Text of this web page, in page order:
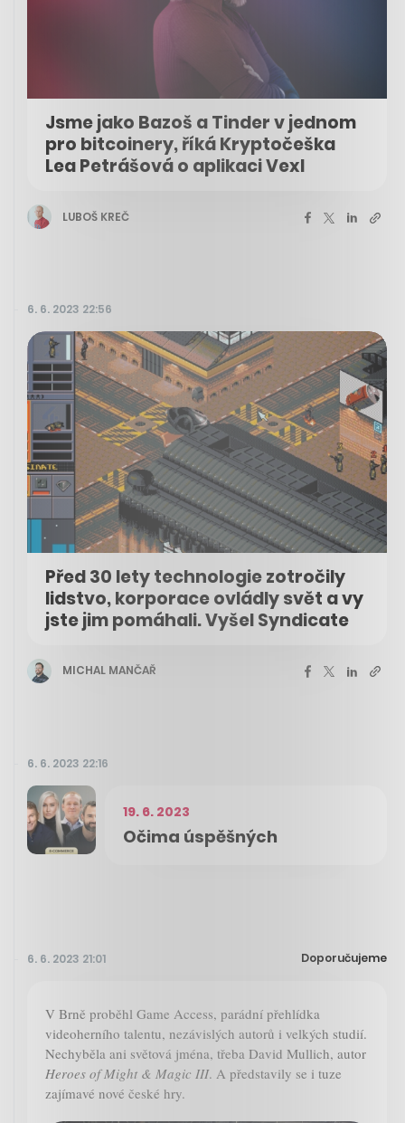
Jsme jako Bazoš a Tinder v jednom
pro bitcoinery, říká Kryptočeška
Lea Petrášová o aplikaci Vexl
LUBOŠ KREČ
6. 6. 2023 22:56
Před 30 lety technologie zotročily
lidstvo, korporace ovládly svět a vy
jste jim pomáhali. Vyšel Syndicate
MICHAL MANČAŘ
6. 6. 2023 22:16
19. 6. 2023
Očima úspěšných
6. 6. 2023 21:01 Doporučujeme
V Brně proběhl Game Access, parádní přehlídka
videoherního talentu, nezávislých autorů i velkých studií.
Nechyběla ani světová jména, třeba David Mullich, autor
Heroes of Might & Magic III. A představily se i tuze
zajímavé nové české hry.